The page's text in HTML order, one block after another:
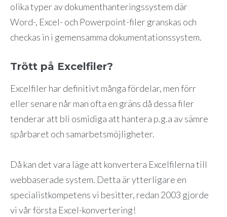
olika typer av dokumenthanteringssystem där
Word-, Excel- och Powerpoint-filer granskas och
checkas in i gemensamma dokumentationssystem.
Trött på Excelfiler?
Excelfiler har definitivt många fördelar, men förr
eller senare når man ofta en gräns då dessa filer
tenderar att bli osmidiga att hantera p.g.a av sämre
spårbaret och samarbetsmöjligheter.
Då kan det vara läge att konvertera Excelfilerna till
webbaserade system. Detta är ytterligare en
specialistkompetens vi besitter, redan 2003 gjorde
vi vår första Excel-konvertering!